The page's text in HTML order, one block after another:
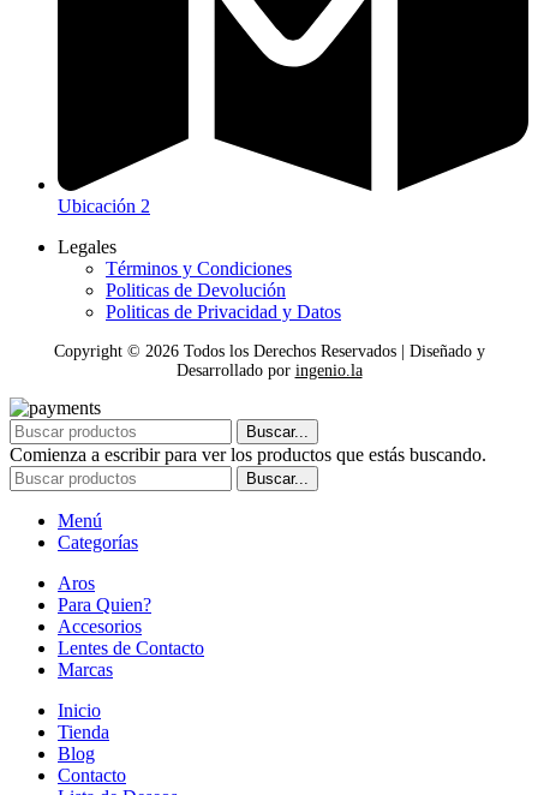
Ubicación 2
Legales
Términos y Condiciones
Politicas de Devolución
Politicas de Privacidad y Datos
Copyright © 2026Todos los Derechos Reservados | Diseñado y
Desarrollado por ingenio.la
Buscar...
Comienza a escribir para ver los productos que estás buscando.
Buscar...
Menú
Categorías
Aros
Para Quien?
Accesorios
Lentes de Contacto
Marcas
Inicio
Tienda
Blog
Contacto